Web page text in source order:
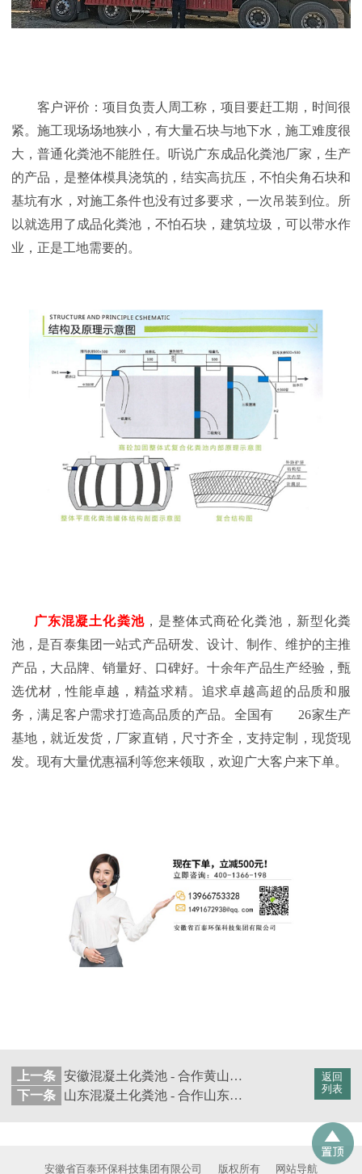
客户评价：项目负责人周工称，项目要赶工期，时间很
紧。施工现场场地狭小，有大量石块与地下水，施工难度很
大，普通化粪池不能胜任。听说广东成品化粪池厂家，生产
的产品，是整体模具浇筑的，结实高抗压，不怕尖角石块和
基坑有水，对施工条件也没有过多要求，一次吊装到位。所
以就选用了成品化粪池，不怕石块，建筑垃圾，可以带水作
业，正是工地需要的。
广东混凝土化粪池，是整体式商砼化粪池，新型化粪
池，是百泰集团一站式产品研发、设计、制作、维护的主推
产品，大品牌、销量好、口碑好。十余年产品生产经验，甄
选优材，性能卓越，精益求精。追求卓越高超的品质和服
务，满足客户需求打造高品质的产品。全国有
26家生产
基地，就近发货，厂家直销，尺寸齐全，支持定制，现货现
发。现有大量优惠福利等您来领取，欢迎广大客户来下单。
返回
列表
上一条
安徽混凝土化粪池 - 合作黄山琥珀置业有限公司【百泰集团】
下一条
山东混凝土化粪池 - 合作山东南洋房地产开发有限公司【百泰集团】
安徽省百泰环保科技集团有限公司 版权所有 网站导航